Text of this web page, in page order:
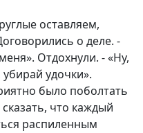
оставляем,
о деле. -
Отдохнули. - «Ну,
удочки».
было поболтать
что каждый
распиленным